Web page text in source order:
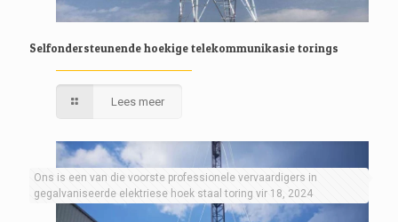
Selfondersteunende hoekige telekommunikasie torings
Lees meer
Ons is een van die voorste professionele vervaardigers in
gegalvaniseerde elektriese hoek staal toring vir 18, 2024